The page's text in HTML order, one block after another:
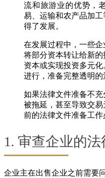
流和旅游业的优势，
易、运输和农产品加
得了发展。
在发展过程中，一些
将部分资本转让给新的
资本或实现投资多元
进行，准备完整透明的
如果法律文件准备不
被拖延，甚至导致交
前的法律文件准备工作
1. 审查企业的法
企业主在出售企业之前需要